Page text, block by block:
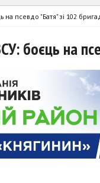
на псевдо "Батя" зі 102
боєць на